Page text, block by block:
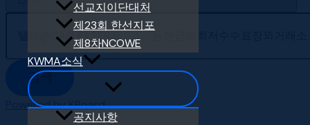
선교지이단대처
제23회 한선지포
제8차NCOWE
KWMA소식
공지사항
검색
Powered by KBoard